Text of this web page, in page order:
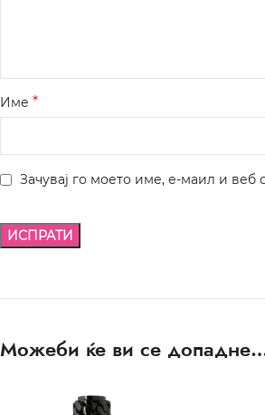
Име *
Зачувај го моето име, е-маил и веб
Можеби ќе ви се